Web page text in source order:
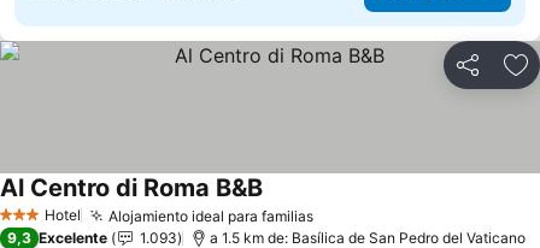
Compartir
3 Estrellas
Hotel Alojamiento ideal para familiasVer precios
Al Centro di Roma B&BVer precios
9,3 Excelente 1.093 a 1.5 km de: Basílica de San Pedro del Vaticano